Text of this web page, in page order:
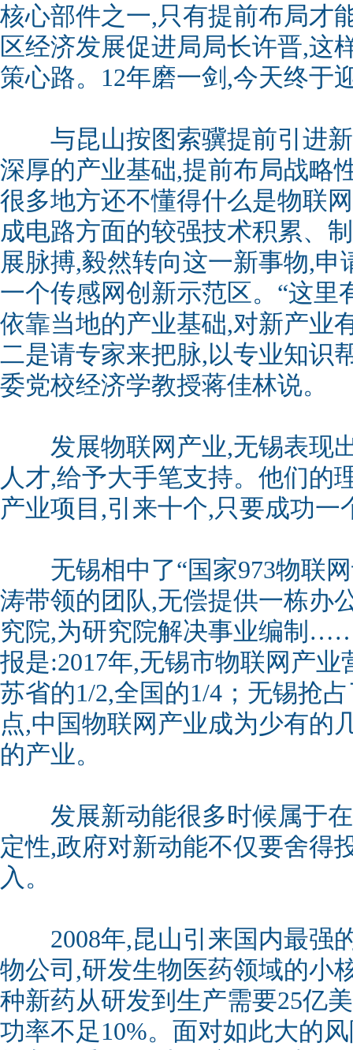
核心部件之一,只有提前布局才
区经济发展促进局局长许晋,这
策心路。12年磨一剑,今天终于
与昆山按图索骥提前引进新
深厚的产业基础,提前布局战略
很多地方还不懂得什么是物联
成电路方面的较强技术积累、
展脉搏,毅然转向这一新事物,申
一个传感网创新示范区。“这里
依靠当地的产业基础,对新产业
二是请专家来把脉,以专业知识
委党校经济学教授蒋佳林说。
发展物联网产业,无锡表现
人才,给予大手笔支持。他们的
产业项目,引来十个,只要成功一
无锡相中了“国家973物联网
涛带领的团队,无偿提供一栋办
究院,为研究院解决事业编制
报是:2017年,无锡市物联网产业
苏省的1/2,全国的1/4；无锡抢
点,中国物联网产业成为少有的
的产业。
发展新动能很多时候属于在
定性,政府对新动能不仅要舍得
入。
2008年,昆山引来国内最强
物公司,研发生物医药领域的小
种新药从研发到生产需要25亿
功率不足10%。面对如此大的